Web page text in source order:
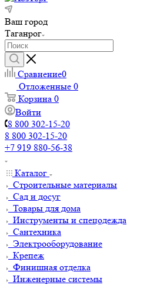
Ваш город
Таганрог
Сравнение0
Отложенные 0
Корзина 0
Войти
8 800 302-15-20
8 800 302-15-20
+7 919 880-56-38
Каталог
Строительные материалы
Сад и досуг
Товары для дома
Инструменты и спецодежда
Сантехника
Электрооборудование
Крепеж
Финишная отделка
Инженерные системы